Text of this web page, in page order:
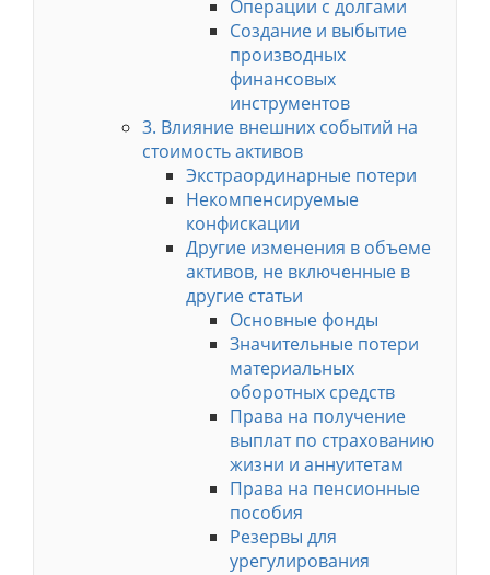
Операции с долгами
Создание и выбытие
производных
финансовых
инструментов
3. Влияние внешних событий на
стоимость активов
Экстраординарные потери
Некомпенсируемые
конфискации
Другие изменения в объеме
активов, не включенные в
другие статьи
Основные фонды
Значительные потери
материальных
оборотных средств
Права на получение
выплат по страхованию
жизни и аннуитетам
Права на пенсионные
пособия
Резервы для
урегулирования